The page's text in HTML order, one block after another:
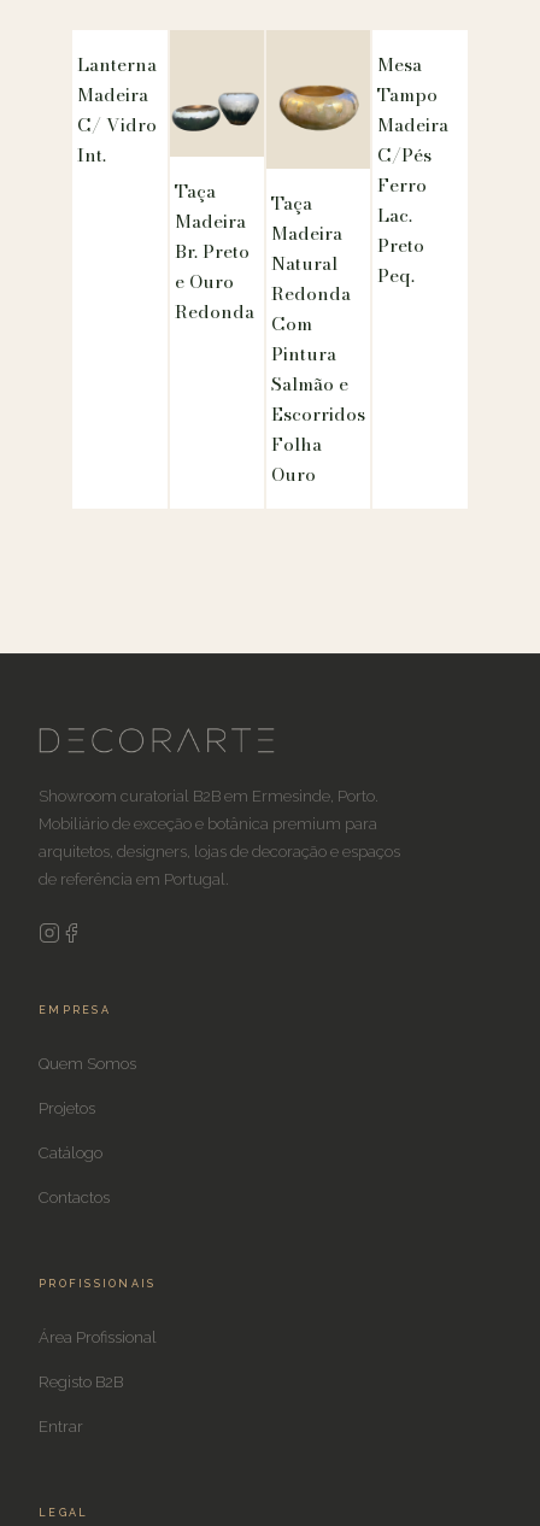
Lanterna
Madeira
C/ Vidro
Int.
Taça
Madeira
Br. Preto
e Ouro
Redonda
Taça
Madeira
Natural
Redonda
Com
Pintura
Salmão e
Escorridos
Folha
Ouro
Mesa
Tampo
Madeira
C/Pés
Ferro
Lac.
Preto
Peq.
Showroom curatorial B2B em Ermesinde, Porto.
Mobiliário de exceção e botânica premium para
arquitetos, designers, lojas de decoração e espaços
de referência em Portugal.
EMPRESA
Quem Somos
Projetos
Catálogo
Contactos
PROFISSIONAIS
Área Profissional
Registo B2B
Entrar
LEGAL